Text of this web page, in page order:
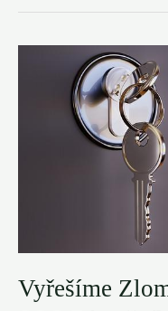
Dveří
Vyřešíme